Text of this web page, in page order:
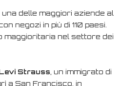
delle maggiori aziende al
negozi in più di 110 paesi.
maggioritaria nel settore dei
Strauss , un immigrato di
a San Francisco, in